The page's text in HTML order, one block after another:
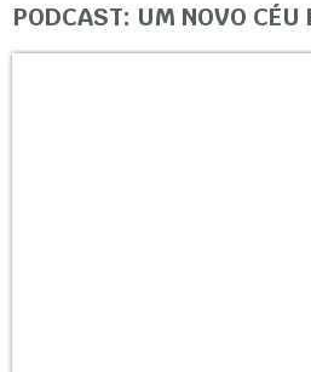
PODCAST: UM NOVO CÉU